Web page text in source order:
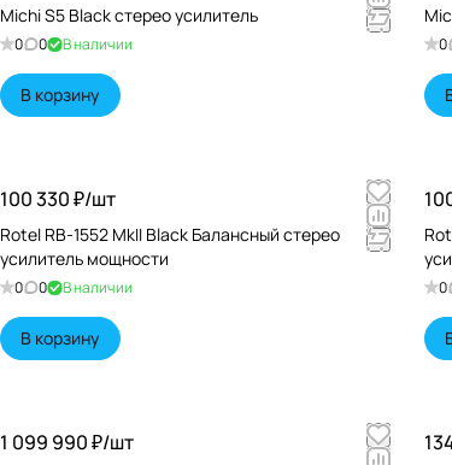
Michi S5 Black стерео усилитель
0 0 В наличии
В корзину
0
100 330 ₽/шт
Rotel RB-1552 MkII Black Балансный стерео
усилитель мощности
0 0 В наличии
В корзину
0
1 099 990 ₽/шт